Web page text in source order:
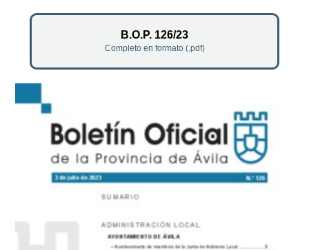
B.O.P. 126/23
Completo en formato (.pdf)